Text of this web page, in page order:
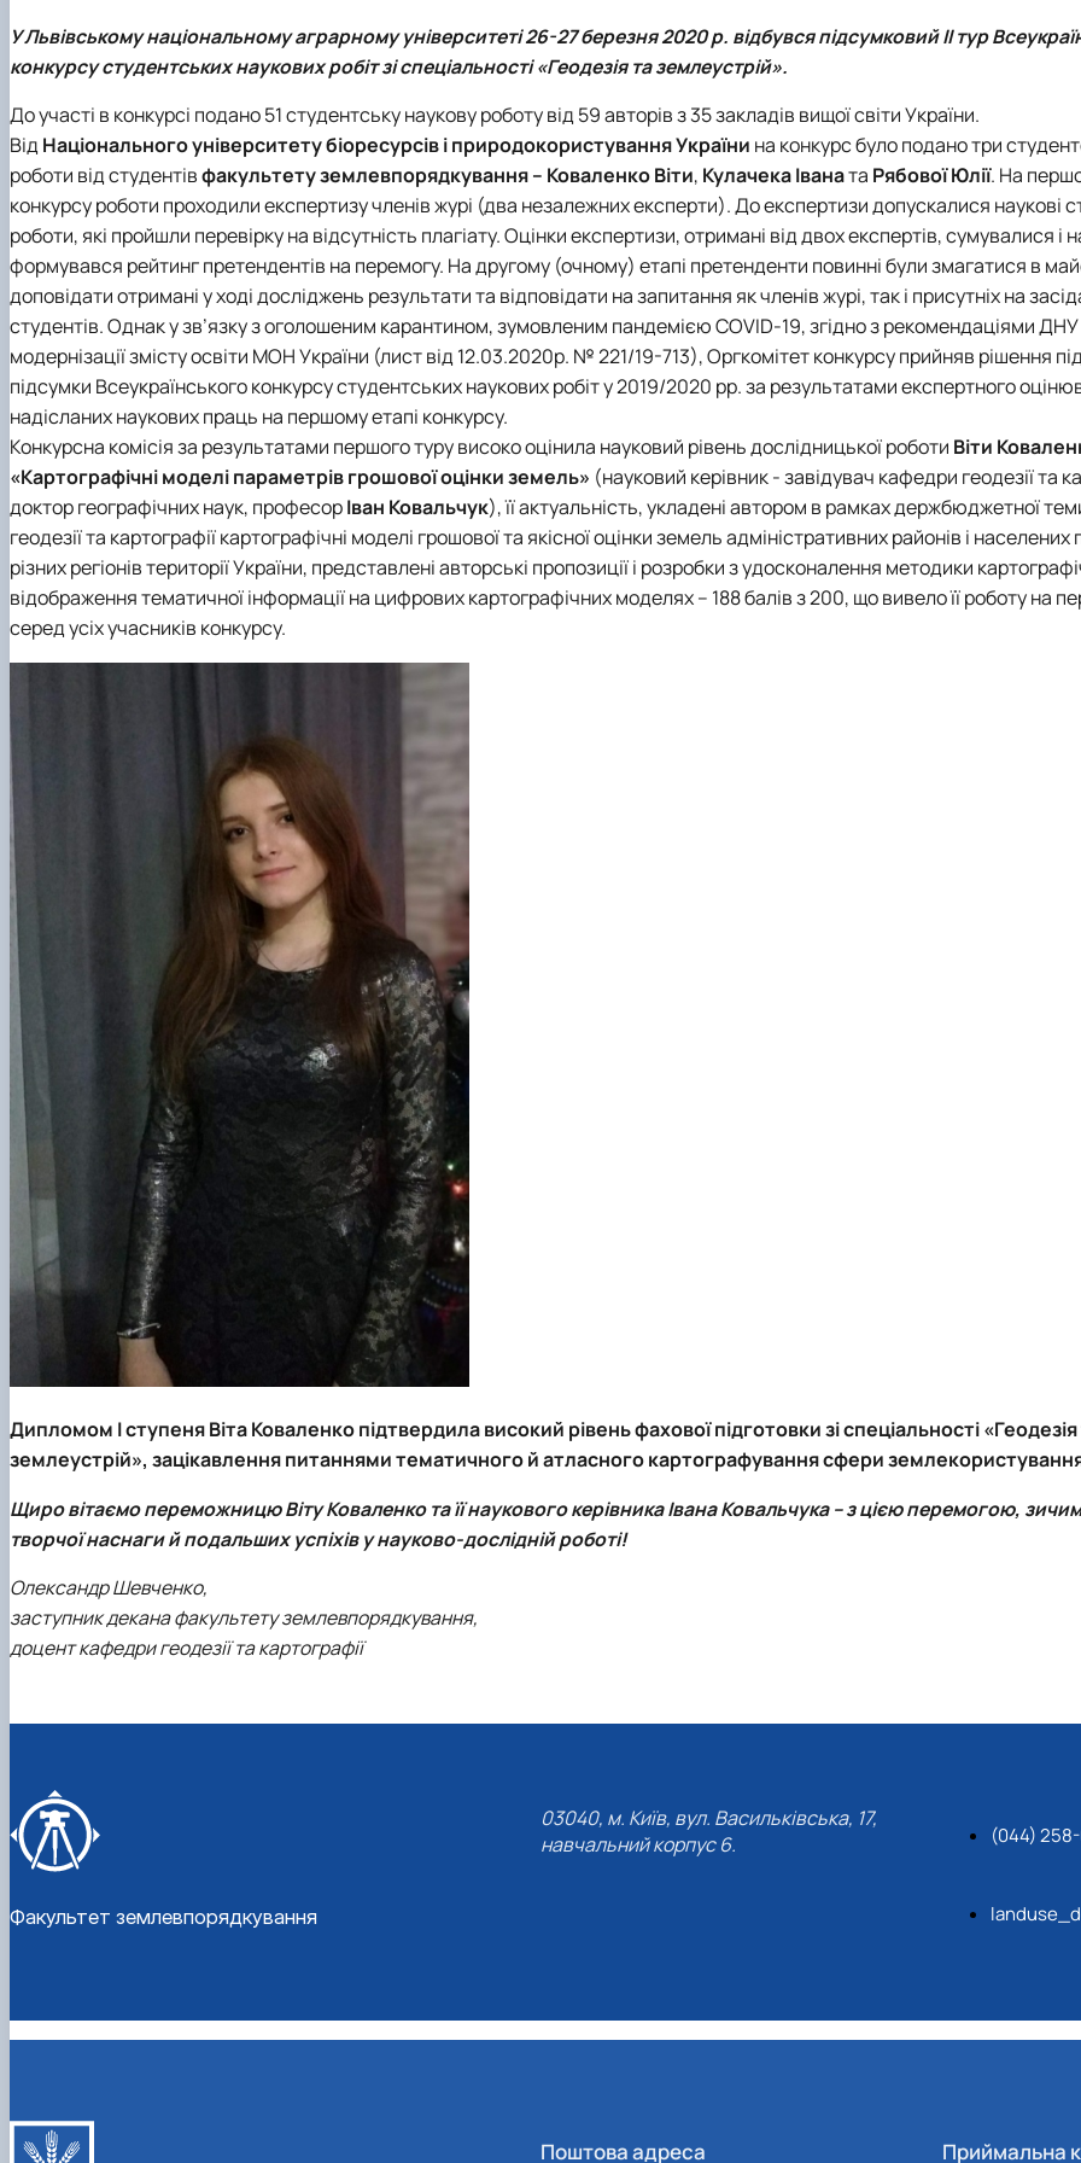
Успішні випускники
GeoCampus Hub
Проведення відкритих лекцій
Неформальна освіта
У Львівському національному аграрному університеті 26-27 березня 2020 р. відбувся підсумковий II тур
конкурсу студентських наукових робіт зі спеціальності «Геодезія та землеустрій».
До участі в конкурсі подано 51 студентську наукову роботу від 59 авторів з 35 закладів вищої світи України.
Від Національного університету біоресурсів і природокористування України на конкурс було подано три
роботи від студентівфакультету землевпорядкування – Коваленко Віти, Кулачека Іваната Рябової Юлії. На
конкурсу роботи проходили експертизу членів журі (два незалежних експерти). До експертизи допускалися наукові
роботи, які пройшли перевірку на відсутність плагіату. Оцінки експертизи, отримані від двох експертів, сумувалися і
формувався рейтинг претендентів на перемогу. На другому (очному) етапі претенденти повинні були змагатися в
доповідати отримані у ході досліджень результати та відповідати на запитання як членів журі, так і присутніх на
студентів. Однак у зв’язку з оголошеним карантином, зумовленим пандемією COVІD-19, згідно з рекомендаціями ДНУ
модернізації змісту освіти МОН України (лист від 12.03.2020р. № 221/19-713), Оргкомітет конкурсу прийняв рішення
підсумки Всеукраїнського конкурсу студентських наукових робіт у 2019/2020 рр. за результатами експертного
надісланих наукових праць на першому етапі конкурсу.
Конкурсна комісія за результатами першого туру високо оцінила науковий рівень дослідницької роботи Віти
«Картографічні моделі параметрів грошової оцінки земель» (науковий керівник - завідувач кафедри геодезії та
доктор географічних наук, професорІван Ковальчук), її актуальність, укладені автором в рамках держбюджетної
геодезії та картографії картографічні моделі грошової та якісної оцінки земель адміністративних районів і населених
різних регіонів території України, представлені авторські пропозиції і розробки з удосконалення методики
відображення тематичної інформації на цифрових картографічних моделях – 188 балів з 200, що вивело її роботу на
серед усіх учасників конкурсу.
Дипломом І ступеня Віта Коваленко підтвердила високий рівень фахової підготовки зі спеціальності «Геодезія
землеустрій», зацікавлення питаннями тематичного й атласного картографування сфери
Щиро вітаємо переможницю Віту Коваленко та її наукового керівника Івана Ковальчука – з цією перемогою,
творчої наснаги й подальших успіхів у науково-дослідній роботі!
Олександр Шевченко,
заступник декана факультету землевпорядкування,
доцент кафедри геодезії та картографії
Факультет землевпорядкування
03040, м. Київ, вул. Васильківська, 17,
навчальний корпус 6.
(044)
Поштова адреса Приймальна